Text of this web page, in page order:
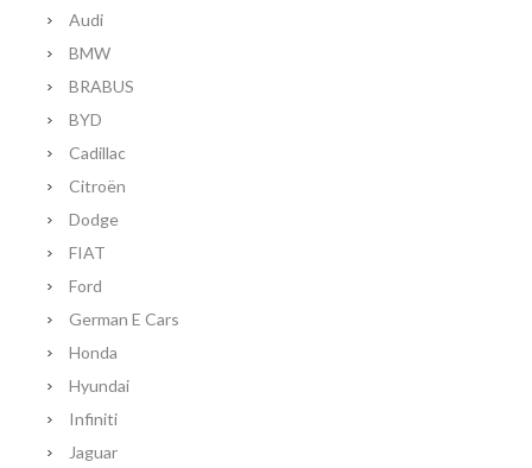
Audi
BMW
BRABUS
BYD
Cadillac
Citroën
Dodge
FIAT
Ford
German E Cars
Honda
Hyundai
Infiniti
Jaguar